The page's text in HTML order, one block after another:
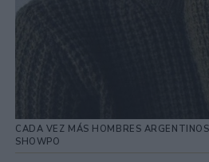
CADA VEZ MÁS HOMBRES
SHOWPO